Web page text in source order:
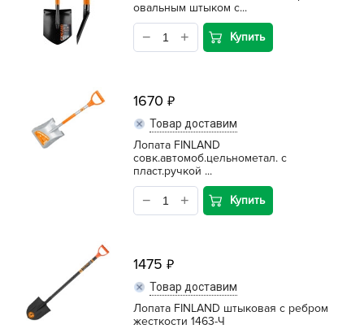
овальным штыком с...
Купить
1670
Товар доставим
Лопата FINLAND
совк.автомоб.цельнометал. с
пласт.ручкой ...
Купить
1475
Товар доставим
Лопата FINLAND штыковая с ребром
жесткости 1463-Ч